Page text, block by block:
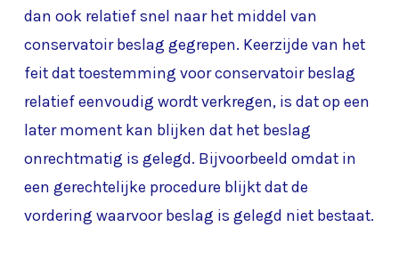
dan ook relatief snel naar het middel van
conservatoir beslag gegrepen. Keerzijde van het
feit dat toestemming voor conservatoir beslag
relatief eenvoudig wordt verkregen, is dat op een
later moment kan blijken dat het beslag
onrechtmatig is gelegd. Bijvoorbeeld omdat in
een gerechtelijke procedure blijkt dat de
vordering waarvoor beslag is gelegd niet bestaat.